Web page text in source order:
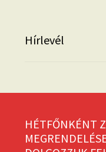
Hírlevél
HÉTFŐNKÉNT